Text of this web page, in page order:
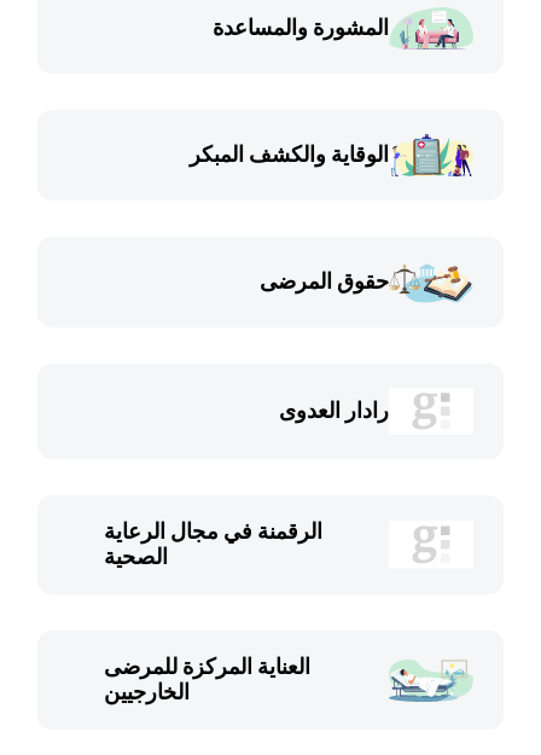
المشورة والمساعدة
الوقاية والكشف المبكر
حقوق المرضى
رادار العدوى
الرقمنة في مجال الرعاية
الصحية
العناية المركزة للمرضى
الخارجيين